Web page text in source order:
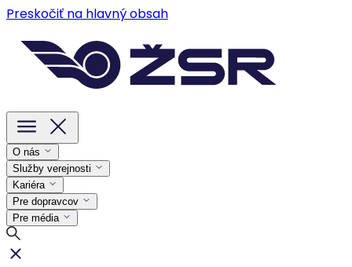
Preskočiť na hlavný obsah
O nás
Služby verejnosti
Kariéra
Pre dopravcov
Pre média